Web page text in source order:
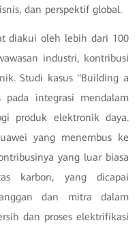
dan perspektif global.
diakui oleh lebih dari 100
industri, kontribusi
Studi kasus "Building a
pada integrasi mendalam
produk elektronik daya.
yang menembus ke
yang luar biasa
karbon, yang dicapai
dan mitra dalam
dan proses elektrifikasi